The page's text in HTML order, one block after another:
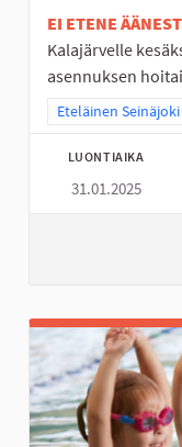
EI ETENE
Kalajärvelle
asennuksen
Rajaa tulokset
Eteläinen Seinäjoki
LUONTIAIKA
31.01.2025